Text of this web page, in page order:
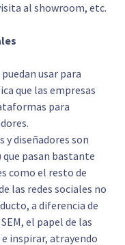
al showroom, etc.
usar para
que las empresas
para
diseñadores son
pasan bastante
como el resto de
las redes sociales no
a diferencia de
el papel de las
inspirar, atrayendo